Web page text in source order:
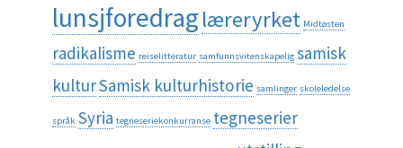
lunsjforedraglæreryrket Midtøsten
radikalisme reiselitteratur samfunnsvitenskapelig samisk
kulturSamisk kulturhistorie samlinger skoleledelse
språk Syria tegneseriekonkurranse tegneserier